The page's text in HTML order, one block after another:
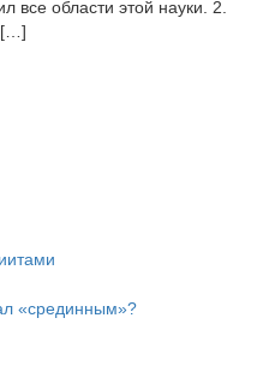
все области этой науки. 2.
[…]
«срединным»?